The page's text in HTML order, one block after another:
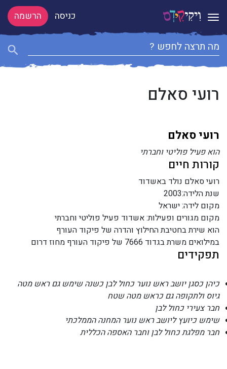
Toggle navigation כניסה הרשמה
רועי סאלם
רועי סאלם
הוא פעיל פוליטי וחברתי
קורות חיים
רועי סאלם נולד באשדוד
שנת הלידה:2003
מקום לידה: ישראל
מקום מגורים ופעילות: אשדוד פעיל פוליטי וחברתי
הוא שירת בחטיבת החילוץ והדרה של פיקוד העורף
במילואים משרת בגדוד 7666 של פיקוד העורף מחוז דרום
תפקידים
כיהן כסגן יושב ראש נוער כחול לבן כשנה שימש גם ראש מטה
גיוס ולתקופה גם כראש מטה שטח
חבר צעירי כחול לבן
שימש כיועץ ליושב ראש נוער המחנה הממלכתי
חבר מפלגת כחול לבן וחבר האספה הכללית